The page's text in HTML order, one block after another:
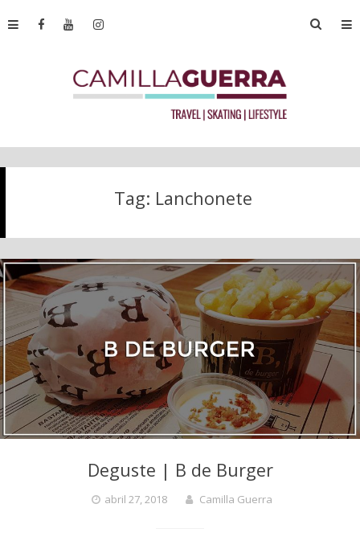
Tag: Lanchonete
Deguste | B de Burger
abril 27, 2018 Camilla Guerra